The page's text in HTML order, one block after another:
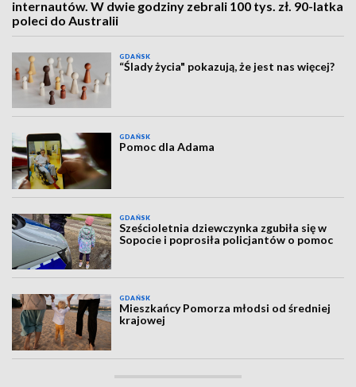
internautów. W dwie godziny zebrali 100 tys. zł. 90-latka
poleci do Australii
GDAŃSK
“Ślady życia" pokazują, że jest nas więcej?
GDAŃSK
Pomoc dla Adama
GDAŃSK
Sześcioletnia dziewczynka zgubiła się w
Sopocie i poprosiła policjantów o pomoc
GDAŃSK
Mieszkańcy Pomorza młodsi od średniej
krajowej